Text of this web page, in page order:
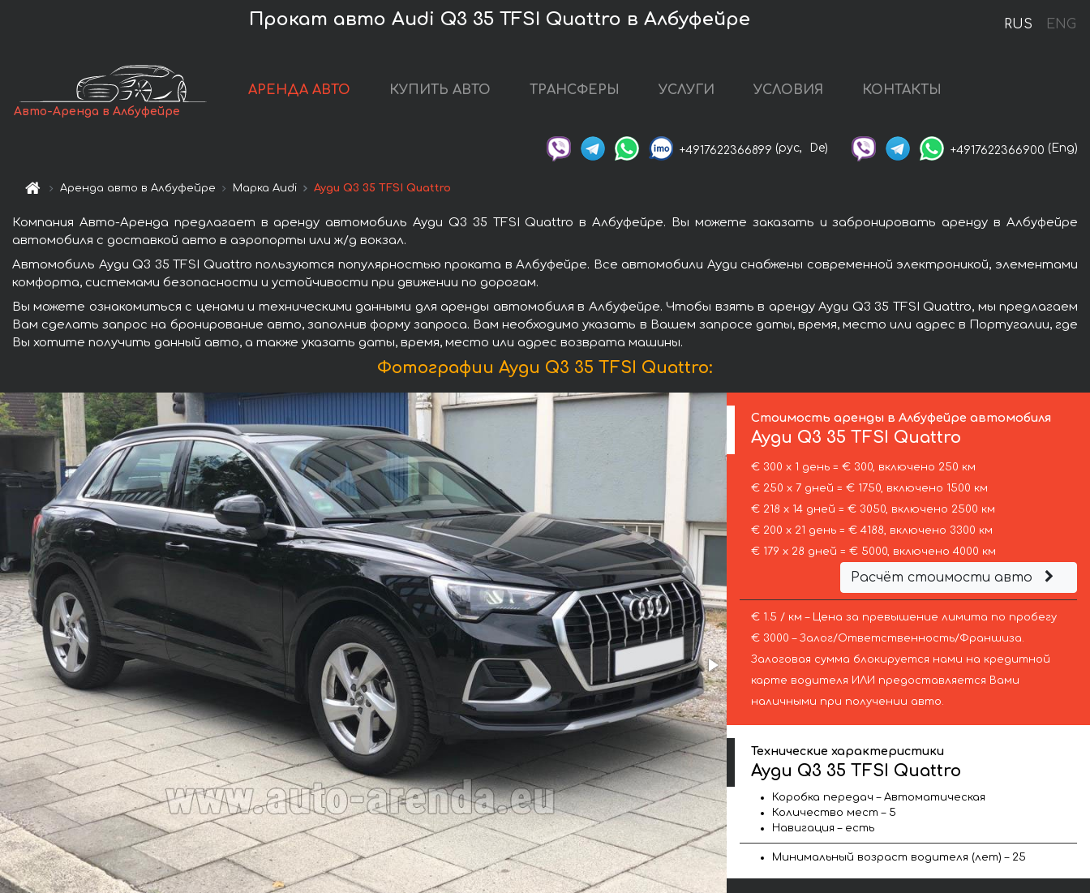
RUS ENG
Прокат авто Audi Q3 35 TFSI Quattro в Албуфейре
Авто-Аренда в Албуфейре
АРЕНДА АВТО КУПИТЬ АВТО ТРАНСФЕРЫ УСЛУГИ УСЛОВИЯ КОНТАКТЫ
+4917622366899 (рус, De) +4917622366900 (Eng)
Аренда авто в Албуфейре Марка Audi Ауди Q3 35 TFSI Quattro
Компания Авто-Аренда предлагает в аренду автомобиль Ауди Q3 35 TFSI Quattro в Албуфейре. Вы можете заказать и забронировать аренду в Албуфейре
автомобиля с доставкой авто в аэропорты или ж/д вокзал.
Автомобиль Ауди Q3 35 TFSI Quattro пользуются популярностью проката в Албуфейре. Все автомобили Ауди снабжены современной электроникой, элементами
комфорта, системами безопасности и устойчивости при движении по дорогам.
Вы можете ознакомиться с ценами и техническими данными для аренды автомобиля в Албуфейре. Чтобы взять в аренду Ауди Q3 35 TFSI Quattro, мы предлагаем
Вам сделать запрос на бронирование авто, заполнив форму запроса. Вам необходимо указать в Вашем запросе даты, время, место или адрес в Португалии, где
Вы хотите получить данный авто, а также указать даты, время, место или адрес возврата машины.
Фотографии Ауди Q3 35 TFSI Quattro:
Стоимость аренды в Албуфейре автомобиля
Ауди Q3 35 TFSI Quattro
€ 300 х 1 день = € 300, включено 250 км
€ 250 х 7 дней = € 1750, включено 1500 км
€ 218 х 14 дней = € 3050, включено 2500 км
€ 200 х 21 день = € 4188, включено 3300 км
€ 179 х 28 дней = € 5000, включено 4000 км
Расчёт стоимости авто
€ 1.5 / км – Цена за превышение лимита по пробегу
€ 3000 – Залог/Ответственность/Франшиза.
Залоговая сумма блокируется нами на кредитной
карте водителя ИЛИ предоставляется Вами
наличными при получении авто.
Технические характеристики
Ауди Q3 35 TFSI Quattro
Коробка передач – Автоматическая
Количество мест – 5
Навигация – есть
Минимальный возраст водителя (лет) – 25